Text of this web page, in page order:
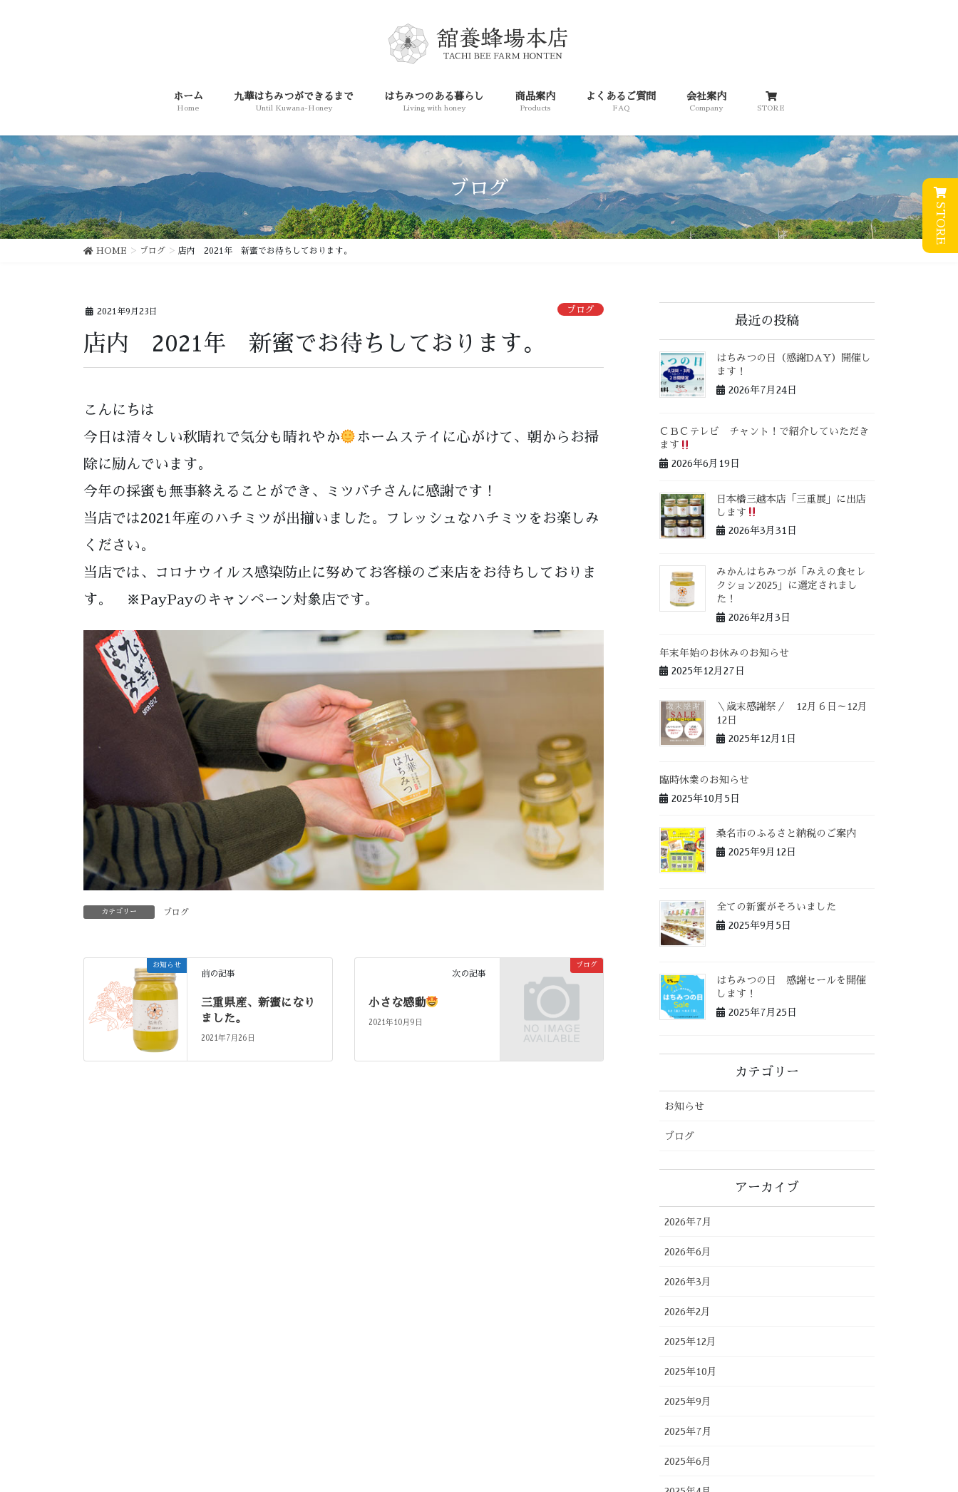
移
動
ホーム
Home
九華はちみつができるまで
Until Kuwana-Honey
はちみつのある暮らし
Living with honey
商品案内
Products
よくあるご質問
FAQ
会社案内
Company STORE
ブログ
HOME ブログ 店内 2021年 新蜜でお待ちしております。
2021年9月23日 ブログ
店内 2021年 新蜜でお待ちしております。
こんにちは
今日は清々しい秋晴れで気分も晴れやか
ホームステイに心がけて、朝からお掃
除に励んでいます。
今年の採蜜も無事終えることができ、ミツバチさんに感謝です！
当店では2021年産のハチミツが出揃いました。フレッシュなハチミツをお楽しみ
ください。
当店では、コロナウイルス感染防止に努めてお客様のご来店をお待ちしておりま
す。 ※PayPayのキャンペーン対象店です。
カテゴリー ブログ
お知らせ
前の記事
三重県産、新蜜になり
ました。
2021年7月26日
ブログ
次の記事
小さな感動
2021年10月9日
最近の投稿
はちみつの日（感謝DAY）開催し
ます！
2026年7月24日
ＣＢＣテレビ チャント！で紹介していただき
ます
2026年6月19日
日本橋三越本店「三重展」に出店
します
2026年3月31日
みかんはちみつが「みえの食セレ
クション2025」に選定されまし
た！
2026年2月3日
年末年始のお休みのお知らせ
2025年12月27日
＼歳末感謝祭／ 12月６日～12月
12日
2025年12月1日
臨時休業のお知らせ
2025年10月5日
桑名市のふるさと納税のご案内
2025年9月12日
全ての新蜜がそろいました
2025年9月5日
はちみつの日 感謝セールを開催
します！
2025年7月25日
カテゴリー
お知らせ
ブログ
アーカイブ
2026年7月
2026年6月
2026年3月
2026年2月
2025年12月
2025年10月
2025年9月
2025年7月
2025年6月
STORE